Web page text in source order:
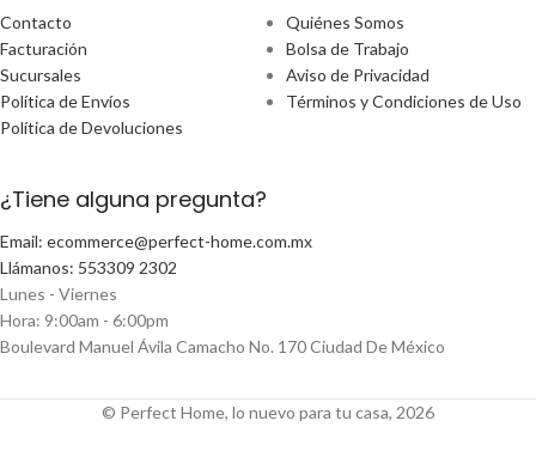
Contacto
Facturación
Sucursales
Política de Envíos
Política de Devoluciones
Quiénes Somos
Bolsa de Trabajo
Aviso de Privacidad
Términos y Condiciones de Uso
¿Tiene alguna pregunta?
Email: ecommerce@perfect-home.com.mx
Llámanos: 553309 2302
Lunes - Viernes
Hora: 9:00am - 6:00pm
Boulevard Manuel Ávila Camacho No. 170 Ciudad De México
© Perfect Home, lo nuevo para tu casa, 2026